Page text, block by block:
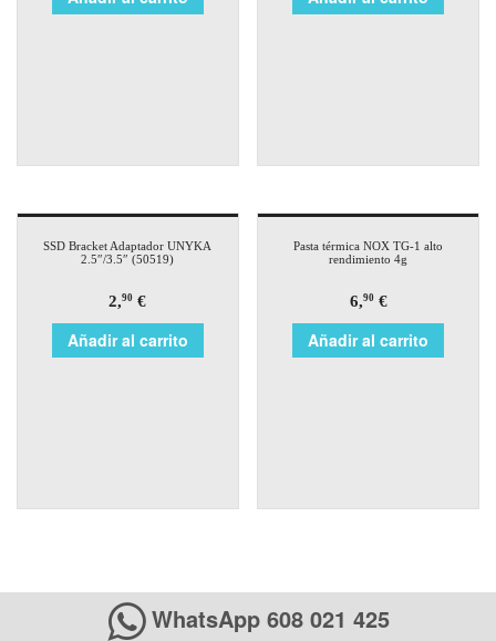
SSD Bracket Adaptador UNYKA
2.5″/3.5″ (50519)
2,90 €
Añadir al carrito
Pasta térmica NOX TG-1 alto
rendimiento 4g
6,90€
Añadir al carrito
WhatsApp 608 021 425